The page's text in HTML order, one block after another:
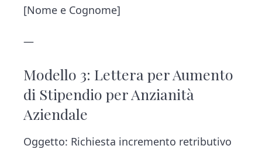
[Nome e Cognome]
—
Modello 3: Lettera per Aumento
di Stipendio per Anzianità
Aziendale
Oggetto: Richiesta incremento retributivo